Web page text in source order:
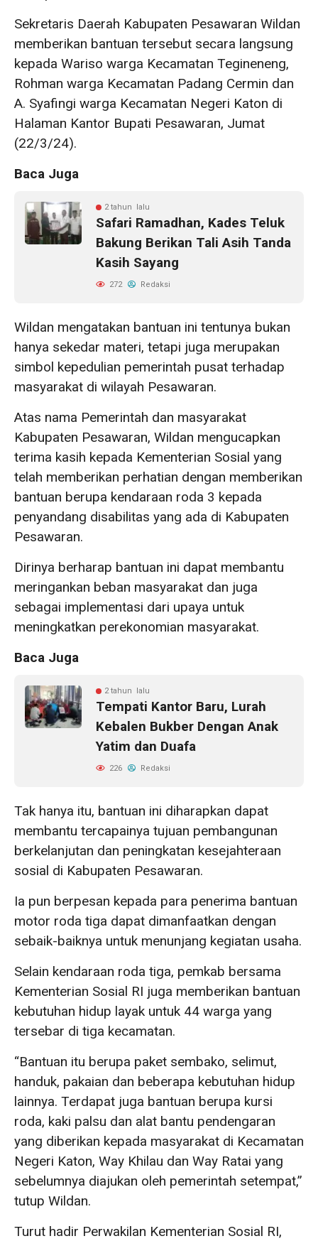
Sekretaris Daerah Kabupaten Pesawaran Wildan
memberikan bantuan tersebut secara langsung
kepada Wariso warga Kecamatan Tegineneng,
Rohman warga Kecamatan Padang Cermin dan
A. Syafingi warga Kecamatan Negeri Katon di
Halaman Kantor Bupati Pesawaran, Jumat
(22/3/24).
Baca Juga
2 tahun lalu
Safari Ramadhan, Kades Teluk
Bakung Berikan Tali Asih Tanda
Kasih Sayang
272 Redaksi
Wildan mengatakan bantuan ini tentunya bukan
hanya sekedar materi, tetapi juga merupakan
simbol kepedulian pemerintah pusat terhadap
masyarakat di wilayah Pesawaran.
Atas nama Pemerintah dan masyarakat
Kabupaten Pesawaran, Wildan mengucapkan
terima kasih kepada Kementerian Sosial yang
telah memberikan perhatian dengan memberikan
bantuan berupa kendaraan roda 3 kepada
penyandang disabilitas yang ada di Kabupaten
Pesawaran.
Dirinya berharap bantuan ini dapat membantu
meringankan beban masyarakat dan juga
sebagai implementasi dari upaya untuk
meningkatkan perekonomian masyarakat.
Baca Juga
2 tahun lalu
Tempati Kantor Baru, Lurah
Kebalen Bukber Dengan Anak
Yatim dan Duafa
226 Redaksi
Tak hanya itu, bantuan ini diharapkan dapat
membantu tercapainya tujuan pembangunan
berkelanjutan dan peningkatan kesejahteraan
sosial di Kabupaten Pesawaran.
Ia pun berpesan kepada para penerima bantuan
motor roda tiga dapat dimanfaatkan dengan
sebaik-baiknya untuk menunjang kegiatan usaha.
Selain kendaraan roda tiga, pemkab bersama
Kementerian Sosial RI juga memberikan bantuan
kebutuhan hidup layak untuk 44 warga yang
tersebar di tiga kecamatan.
“Bantuan itu berupa paket sembako, selimut,
handuk, pakaian dan beberapa kebutuhan hidup
lainnya. Terdapat juga bantuan berupa kursi
roda, kaki palsu dan alat bantu pendengaran
yang diberikan kepada masyarakat di Kecamatan
Negeri Katon, Way Khilau dan Way Ratai yang
sebelumnya diajukan oleh pemerintah setempat,”
tutup Wildan.
Turut hadir Perwakilan Kementerian Sosial RI,